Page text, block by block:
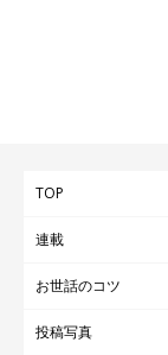
TOP
連載
お世話のコツ
投稿写真